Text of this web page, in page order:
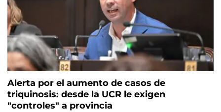
Alerta por el aumento de casos de
triquinosis: desde la UCR le exigen
"controles" a provincia